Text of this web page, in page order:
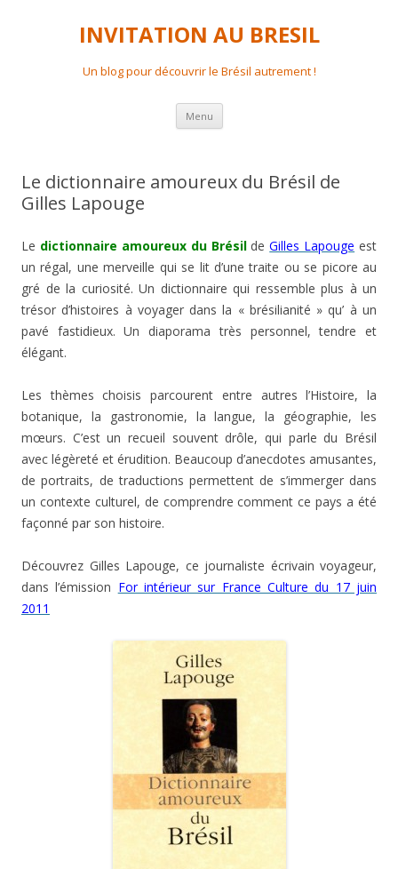
INVITATION AU BRESIL
Un blog pour découvrir le Brésil autrement !
Menu Aller
contenu
Le dictionnaire amoureux du Brésil de
Gilles Lapouge
Le dictionnaire amoureux du BrésildeGilles Lapouge est
un régal, une merveille qui se lit d’une traite ou se picore au
gré de la curiosité. Un dictionnaire qui ressemble plus à un
trésor d’histoires à voyager dans la « brésilianité » qu’ à un
pavé fastidieux. Un diaporama très personnel, tendre et
élégant.
Les thèmes choisis parcourent entre autres l’Histoire, la
botanique, la gastronomie, la langue, la géographie, les
mœurs. C’est un recueil souvent drôle, qui parle du Brésil
avec légèreté et érudition. Beaucoup d’anecdotes amusantes,
de portraits, de traductions permettent de s’immerger dans
un contexte culturel, de comprendre comment ce pays a été
façonné par son histoire.
Découvrez Gilles Lapouge, ce journaliste écrivain voyageur,
dans l’émission For intérieur sur France Culture du 17 juin
2011